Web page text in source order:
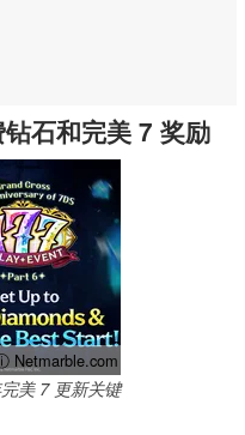
石和完美 7 奖励
Netmarble.com
美 7 更新关键